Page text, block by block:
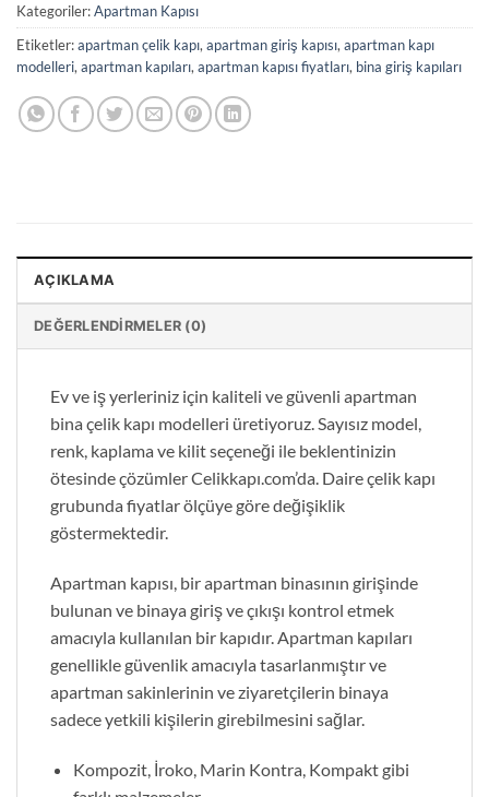
Kategoriler:Apartman Kapısı
Etiketler:apartman çelik kapı, apartman giriş kapısı, apartman kapı
modelleri, apartman kapıları, apartman kapısı fiyatları, bina giriş kapıları
AÇIKLAMA
DEĞERLENDIRMELER (0)
Ev ve iş yerleriniz için kaliteli ve güvenli apartman
bina çelik kapı modelleri üretiyoruz. Sayısız model,
renk, kaplama ve kilit seçeneği ile beklentinizin
ötesinde çözümler Celikkapı.com’da. Daire çelik kapı
grubunda fiyatlar ölçüye göre değişiklik
göstermektedir.
Apartman kapısı, bir apartman binasının girişinde
bulunan ve binaya giriş ve çıkışı kontrol etmek
amacıyla kullanılan bir kapıdır. Apartman kapıları
genellikle güvenlik amacıyla tasarlanmıştır ve
apartman sakinlerinin ve ziyaretçilerin binaya
sadece yetkili kişilerin girebilmesini sağlar.
Kompozit, İroko, Marin Kontra, Kompakt gibi